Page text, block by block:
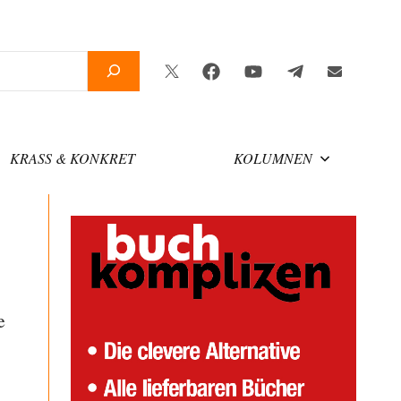
TwitterFacebookYouTubeTelegramNewsletter
KRASS & KONKRET KOLUMNEN